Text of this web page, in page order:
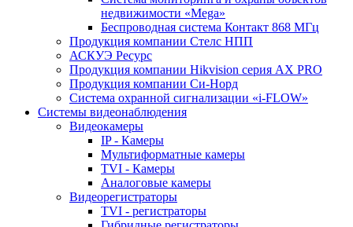
недвижимости «Mega»
Беспроводная система Контакт 868 МГц
Продукция компании Стелс НПП
АСКУЭ Ресурс
Продукция компании Hikvision серия AX PRO
Продукция компании Си-Норд
Система охранной сигнализации «i-FLOW»
Системы видеонаблюдения
Видеокамеры
IP - Камеры
Мультиформатные камеры
TVI - Камеры
Аналоговые камеры
Видеорегистраторы
TVI - регистраторы